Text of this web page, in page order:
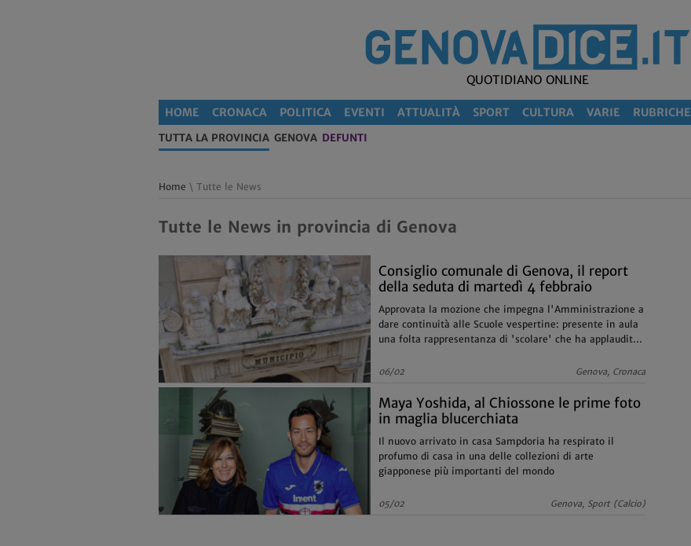
QUOTIDIANO ONLINE
HOME CRONACA POLITICA EVENTI ATTUALITÀ SPORT CULTURA VARIE RUBRICHE
TUTTA LA PROVINCIA GENOVA DEFUNTI
Home \ Tutte le News
Tutte le News in provincia di Genova
Consiglio comunale di Genova, il report
della seduta di martedì 4 febbraio
Approvata la mozione che impegna l'Amministrazione a
dare continuità alle Scuole vespertine: presente in aula
una folta rappresentanza di 'scolare' che ha applaudito
06/02 Genova, Cronaca
Maya Yoshida, al Chiossone le prime foto
in maglia blucerchiata
Il nuovo arrivato in casa Sampdoria ha respirato il
profumo di casa in una delle collezioni di arte
giapponese più importanti del mondo
05/02 Genova, Sport (Calcio)